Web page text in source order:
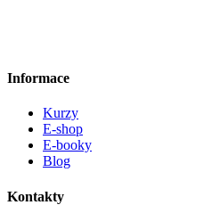
Informace
Kurzy
E-shop
E-booky
Blog
Kontakty